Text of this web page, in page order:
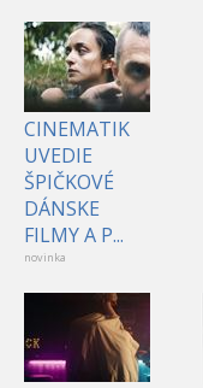
CINEMATIK
UVEDIE
ŠPIČKOVÉ
DÁNSKE
FILMY A P...
novinka